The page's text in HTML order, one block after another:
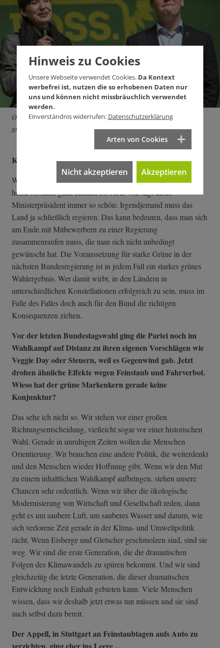
Oliver Hildenbrand mit seiner Co-Vorsitzenden Ende 2016 beim
grünen Urwahlforum.
Klingt sibyllinisch.
Wir wissen doch inzwischen alle, dass die Regierungsbildung
heute oft nicht ganz einfach ist. Aber wie sagt unser
Ministerpräsident immer so schön: Irgendjemand muss das
Land ja schließlich regieren. Das kann bedeuten, dass man sich
am Ende mit Mitbewerbern zu einer Regierung
zusammenraufen muss, die man sich nicht unbedingt
gewünscht hat. Die Voraussetzung für starke Grüne in der
nächsten Bundesregierung ist in jedem Fall ein starkes grünes
Wahlergebnis. Wer damit wirbt, in den Ländern in
unterschiedlichen Konstellationen erfolgreich zu sein, muss im
Falle des Falles doch auch für den Bund die richtigen
Konsequenzen ziehen.
Vor der letzten Bundestagswahl ging die Partei noch im
Wahlkampf auf Distanz zu ihren eigenen Vorschlägen wie
Veggie Day oder Steuern, weil es Gegenwind gab. Jetzt
drohen ähnliche Effekte wegen Feinstaub und Fahrverbot.
Wieso hat der grüne Markenkern gerade keine
Konjunktur?
Das sehe ich nicht so. Wir stehen vor einer großen
Richtungsentscheidung, vielleicht sogar vor einer historischen
Wahl. Gerade in unruhigen Zeiten wollen die Menschen
Orientierung. Wir brauchen eine andere Politik, die weiterdenkt
und den Menschen wieder Hoffnung gibt. Wenn wir den Mut
zu einem inhaltlichen Wahlkampf aufbringen, stehen unsere
Chancen sehr ordentlich. Wenn wir über die ökologische
Modernisierung von Wirtschaft und Gesellschaft reden, dann
geht es um saubere Luft, um sauberes Wasser und darum, wie
sich verlorene Zeit gerade in der Klima- und Umweltpolitik
rächt. Wenn Eisberge und Gletscher geschmolzen sind, sind sie
weg. Wir sind die erste Generation, die die dramatischen
Folgen des Klimawandels zu spüren bekommt. Und wir sind
gleichzeitig die letzte Generation, die dieser dramatischen
Entwicklung noch Einhalt gebieten kann. Viele Menschen
wissen, dass wir deshalb jetzt etwas tun müssen und sie sind
auch selbst dazu bereit.
Der Appell, in Stuttgart an Feinstaubtagen aufs Auto zu
verzichten, ging eher ins Leere ...
Hinweis zu Cookies
Unsere Webseite verwendet Cookies. Da Kontext
werbefrei ist, nutzen die so erhobenen Daten nur
uns und können nicht missbräuchlich verwendet
werden.
Einverständnis widerrufen: Datenschutzerklärung
Arten von Cookies
Nicht akzeptieren Akzeptieren